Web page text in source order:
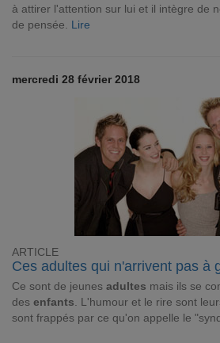
à attirer l'attention sur lui et il intègre de
de pensée. Lire
mercredi 28 février 2018
ARTICLE
Ces adultes qui n'arrivent pas à
Ce sont de jeunes adultes mais ils se
des enfants . L'humour et le rire sont
sont frappés par ce qu'on appelle le